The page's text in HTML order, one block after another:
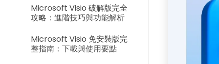
Microsoft Visio 破解版完全
攻略：進階技巧與功能解析
Microsoft Visio 免安裝版完
整指南：下載與使用要點